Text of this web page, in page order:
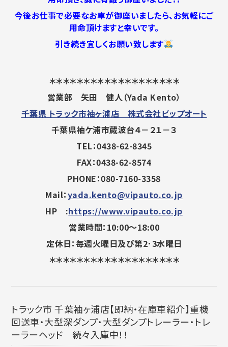
今後お仕事で必要なお車が御座いましたら、お気軽にご
用命頂けますと幸いです。
引き続き宜しくお願い致します
＊＊＊＊＊＊＊＊＊＊＊＊＊＊＊＊＊＊＊
営業部 矢田 健人（Yada Kento）
千葉県 トラック市袖ヶ浦店 株式会社ビップオート
千葉県袖ケ浦市蔵波台４－２１－３
TEL：0438-62-8345
FAX：0438-62-8574
PHONE：080-7160-3358
Mail：yada.kento@vipauto.co.jp
HP :https://www.vipauto.co.jp
営業時間：10:00～18:00
定休日：毎週火曜日及び第2･3水曜日
＊＊＊＊＊＊＊＊＊＊＊＊＊＊＊＊＊＊＊
トラック市 千葉袖ヶ浦店【即納・在庫車紹介】重機
回送車・大型深ダンプ・大型ダンプトレーラー・トレ
ーラーヘッド 続々入庫中！！